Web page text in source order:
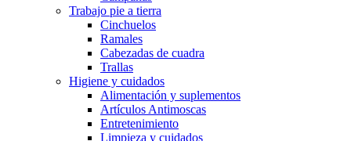
Trabajo pie a tierra
Cinchuelos
Ramales
Cabezadas de cuadra
Trallas
Higiene y cuidados
Alimentación y suplementos
Artículos Antimoscas
Entretenimiento
Limpieza y cuidados